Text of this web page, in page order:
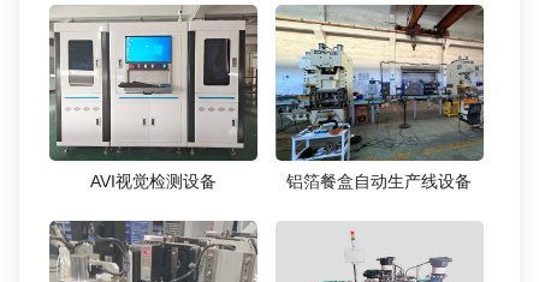
AVI视觉检测设备 铝箔餐盒自动生产线设备